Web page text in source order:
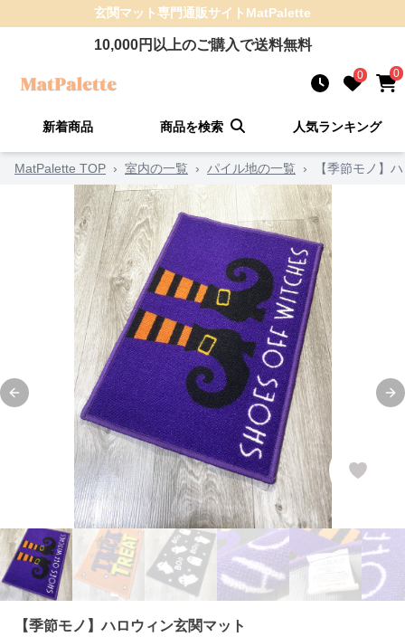
玄関マット専門通販サイト MatPalette
10,000円以上のご購入で送料無料
0 0
新着商品 商品を検索 人気ランキング
MatPalette TOP › 室内の一覧 › パイル地の一覧 › 【季節モノ】
Previous slide
【季節モノ】ハロウィン玄関マット